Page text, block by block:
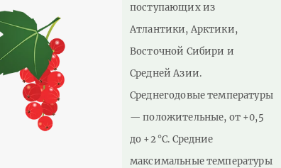
поступающих из
Атлантики, Арктики,
Восточной Сибири и
Средней Азии.
Среднегодовые температуры
— положительные, от +0,5
до +2 °C. Средние
максимальные температуры